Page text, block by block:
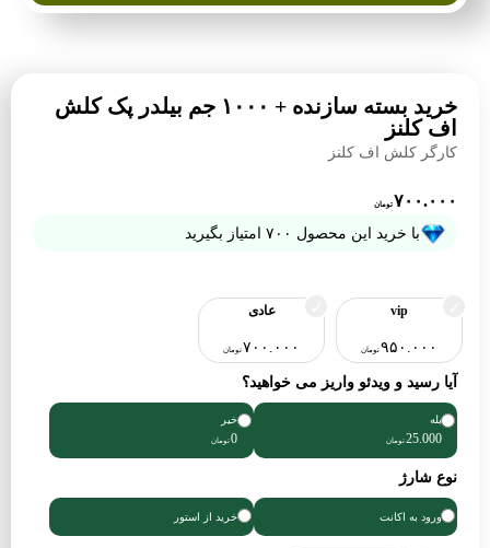
خرید بسته سازنده + ۱۰۰۰ جم بیلدر پک کلش
اف کلنز
کارگر کلش اف کلنز
۷۰۰.۰۰۰تومان
با خرید این محصول ۷۰۰ امتیاز بگیرید
vip
۹۵۰.۰۰۰تومان
عادی
۷۰۰.۰۰۰تومان
آیا رسید و ویدئو واریز می خواهید؟
بله
25.000تومان
خیر
0تومان
نوع شارژ
ورود به اکانت خرید از استور